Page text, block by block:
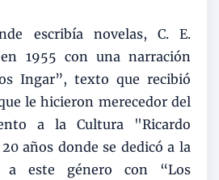
escribía novelas, C. E.
1955 con una narración
Ingar”, texto que recibió
le hicieron merecedor del
a la Cultura "Ricardo
años donde se dedicó a la
a este género con “Los